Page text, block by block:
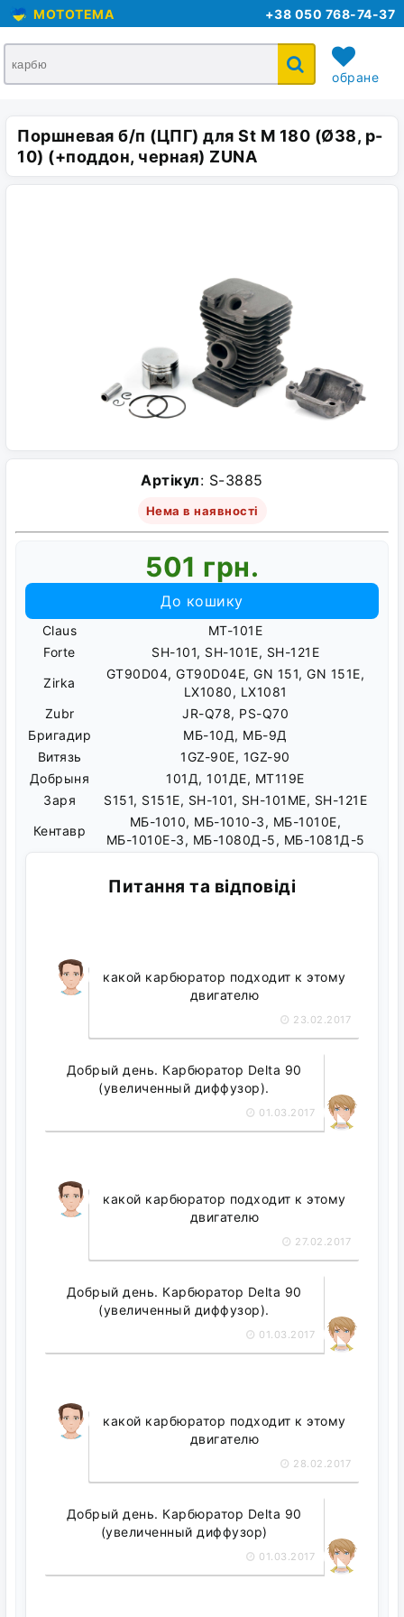
MOTOTEMA +38 050 768-74-37
обране
кошик
Поршневая б/п (ЦПГ) для St M 180 (Ø38, p-
10) (+поддон, черная) ZUNA
Артікул: S-3885
Нема в наявності
501 грн.
До кошику
Claus
MT-101E
Forte
SH-101, SH-101E, SH-121E
Zirka
GT90D04, GT90D04E, GN 151, GN 151E,
LX1080, LX1081
Zubr
JR-Q78, PS-Q70
Бригадир
МБ-10Д, МБ-9Д
Витязь
1GZ-90E, 1GZ-90
Добрыня
101Д, 101ДЕ, MT119E
Заря
S151, S151E, SH-101, SH-101ME, SH-121E
Кентавр
МБ-1010, МБ-1010-3, МБ-1010Е,
МБ-1010Е-3, МБ-1080Д-5, МБ-1081Д-5
Питання та відповіді
какой карбюратор подходит к этому
двигателю
23.02.2017
Добрый день. Карбюратор Delta 90
(увеличенный диффузор).
01.03.2017
какой карбюратор подходит к этому
двигателю
27.02.2017
Добрый день. Карбюратор Delta 90
(увеличенный диффузор).
01.03.2017
какой карбюратор подходит к этому
двигателю
28.02.2017
Добрый день. Карбюратор Delta 90
(увеличенный диффузор)
01.03.2017